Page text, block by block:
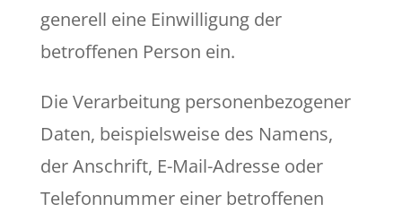
generell eine Einwilligung der
betroffenen Person ein.
Die Verarbeitung personenbezogener
Daten, beispielsweise des Namens,
der Anschrift, E-Mail-Adresse oder
Telefonnummer einer betroffenen